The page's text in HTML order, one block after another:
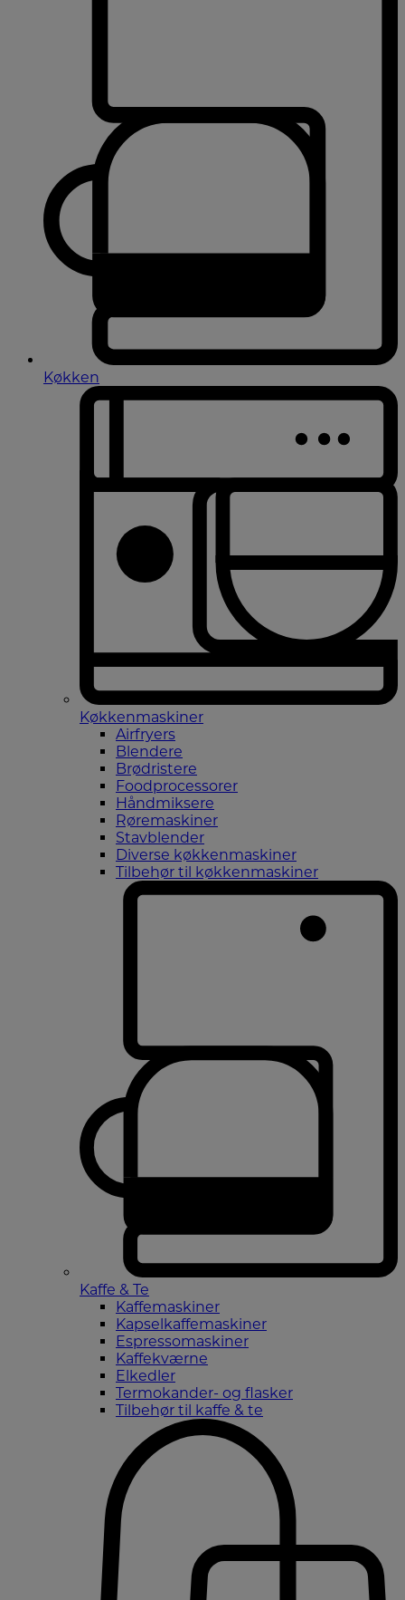
Køkken
Køkkenmaskiner
Airfryers
Blendere
Brødristere
Foodprocessorer
Håndmiksere
Røremaskiner
Stavblender
Diverse køkkenmaskiner
Tilbehør til køkkenmaskiner
Kaffe & Te
Kaffemaskiner
Kapselkaffemaskiner
Espressomaskiner
Kaffekværne
Elkedler
Termokander- og flasker
Tilbehør til kaffe & te